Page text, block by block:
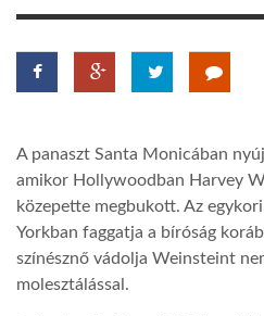
TROPICALMAGAZIN
GLOBOTV
AFRIKA TUDÁSTÁR
A panaszt Santa Monicában
amikor Hollywoodban Harvey
közepette megbukott. Az
Yorkban faggatja a bíróság
színésznő vádolja Weinsteint
molesztálással.